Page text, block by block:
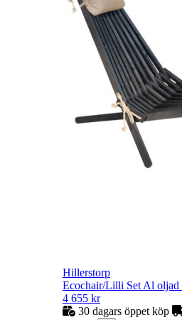
Hillerstorp
Ecochair/Lilli Set Al oljad
4 655 kr
30 dagars öppet köp